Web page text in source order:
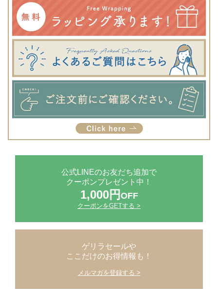
公式LINEのお友だち追加で
クーポンプレゼント中！
1,000円 OFF
クーポンをGETする >
ゲリラセールや
ここだけのお得情報も！
メルマガを登録する >